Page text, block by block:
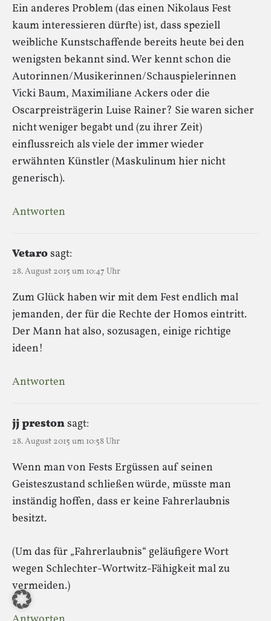
Ein anderes Problem (das einen Nikolaus Fest
kaum interessieren dürfte) ist, dass speziell
weibliche Kunstschaffende bereits heute bei den
wenigsten bekannt sind. Wer kennt schon die
Autorinnen/Musikerinnen/Schauspielerinnen
Vicki Baum, Maximiliane Ackers oder die
Oscarpreisträgerin Luise Rainer? Sie waren sicher
nicht weniger begabt und (zu ihrer Zeit)
einflussreich als viele der immer wieder
erwähnten Künstler (Maskulinum hier nicht
generisch).
Antworten
Vetarosagt:
28. August 2015 um 10:47 Uhr
Zum Glück haben wir mit dem Fest endlich mal
jemanden, der für die Rechte der Homos eintritt.
Der Mann hat also, sozusagen, einige richtige
ideen!
Antworten
jj prestonsagt:
28. August 2015 um 10:58 Uhr
Wenn man von Fests Ergüssen auf seinen
Geisteszustand schließen würde, müsste man
inständig hoffen, dass er keine Fahrerlaubnis
besitzt.
(Um das für „Fahrerlaubnis“ geläufigere Wort
wegen Schlechter-Wortwitz-Fähigkeit mal zu
vermeiden.)